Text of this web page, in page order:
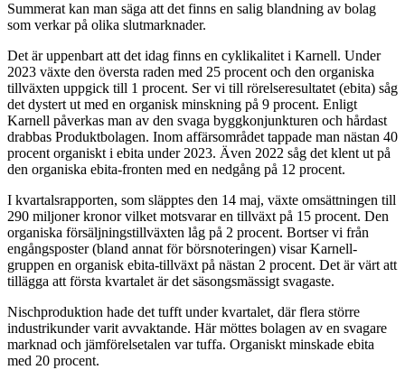
Summerat kan man säga att det finns en salig blandning av bolag
som verkar på olika slutmarknader.
Det är uppenbart att det idag finns en cyklikalitet i Karnell. Under
2023 växte den översta raden med 25 procent och den organiska
tillväxten uppgick till 1 procent. Ser vi till rörelseresultatet (ebita) såg
det dystert ut med en organisk minskning på 9 procent. Enligt
Karnell påverkas man av den svaga byggkonjunkturen och hårdast
drabbas Produktbolagen. Inom affärsområdet tappade man nästan 40
procent organiskt i ebita under 2023. Även 2022 såg det klent ut på
den organiska ebita-fronten med en nedgång på 12 procent.
I kvartalsrapporten, som släpptes den 14 maj, växte omsättningen till
290 miljoner kronor vilket motsvarar en tillväxt på 15 procent. Den
organiska försäljningstillväxten låg på 2 procent. Bortser vi från
engångsposter (bland annat för börsnoteringen) visar Karnell-
gruppen en organisk ebita-tillväxt på nästan 2 procent. Det är värt att
tillägga att första kvartalet är det säsongsmässigt svagaste.
Nischproduktion hade det tufft under kvartalet, där flera större
industrikunder varit avvaktande. Här möttes bolagen av en svagare
marknad och jämförelsetalen var tuffa. Organiskt minskade ebita
med 20 procent.